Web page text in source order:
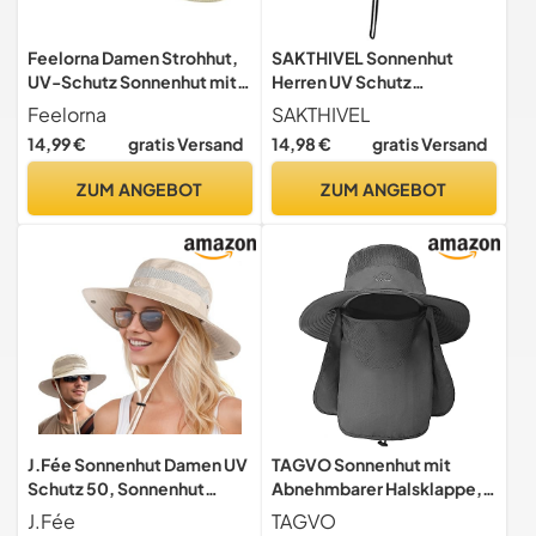
Feelorna Damen Strohhut,
UV-Schutz Sonnenhut mit
Breite Krempe
Atmungsaktiv Strandhut
Faltbarer Sommerhut für
Alphanumerisch,
Feelorna
14,99 € gratis Versand
ZUM ANGEBOT
SAKTHIVEL Sonnenhut
Herren UV Schutz
Baumwolle Sommerhut
Safari Fischerhut
SAKTHIVEL
14,98 € gratis Versand
ZUM ANGEBOT
J.Fée Sonnenhut Damen UV
Schutz 50, Sonnenhut
Herren Sommerhut Damen
J.Fée
TAGVO Sonnenhut mit
Abnehmbarer Halsklappe,
UPF 50+ Schutzhüte
TAGVO